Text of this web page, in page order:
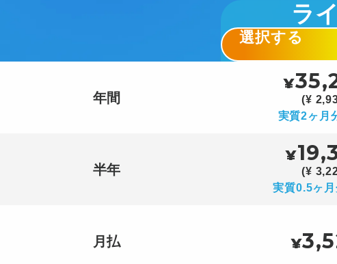
ラ
選択する
年間
¥
(¥
実質2ヶ月
半年
¥
(¥
実質0.5ヶ月
月払 ¥